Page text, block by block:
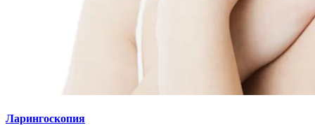
Ларингоскопия